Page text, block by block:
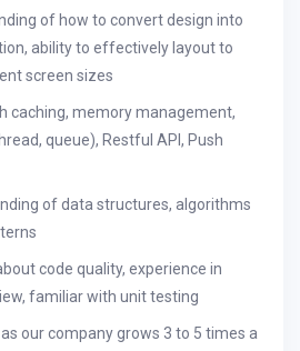
of how to convert design into
ability to effectively layout to
screen sizes
caching, memory management,
queue), Restful API, Push
of data structures, algorithms
code quality, experience in
familiar with unit testing
our company grows 3 to 5 times a